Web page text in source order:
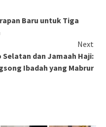
Baru untuk Tiga
Next
dan Jamaah Haji:
Ibadah yang Mabrur